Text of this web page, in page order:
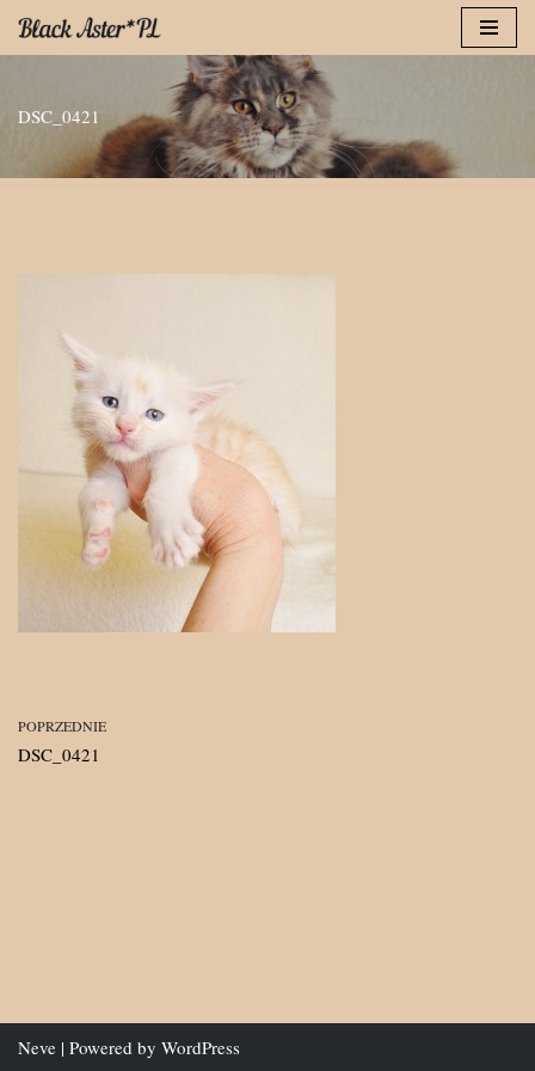
treści
DSC_0421
POPRZEDNIE
DSC_0421
Neve | Powered by WordPress